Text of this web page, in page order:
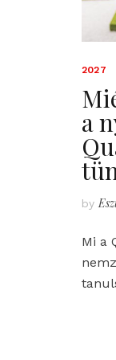
2027
a
by
Mi a